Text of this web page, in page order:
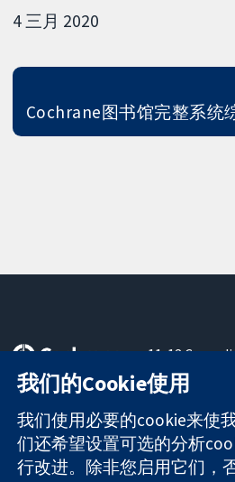
4 三月 2020
Cochrane图书馆完整系统
可信任的证据
知情决定
更完善的医疗健
康
11-13
Square
London
W1G 0AN
United
我们的Cookie使用
我们使用必要的cookie来使
们还希望设置可选的分析
行改进。除非您启用它们，